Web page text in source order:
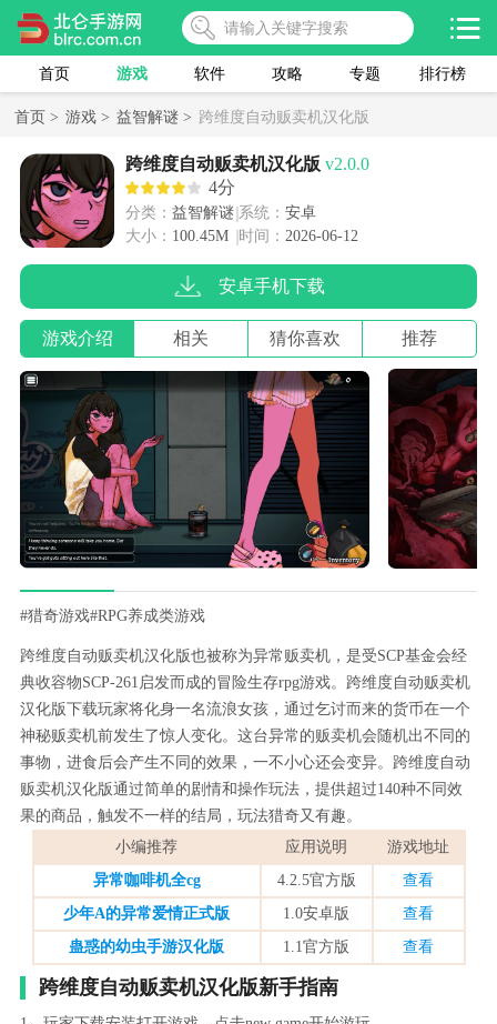
首页 游戏 软件 攻略 专题 排行榜
首页 > 游戏 > 益智解谜 > 跨维度自动贩卖机汉化版
跨维度自动贩卖机汉化版 v2.0.0
4分
分类： 益智解谜 系统： 安卓
大小： 100.45M 时间： 2026-06-12
安卓手机下载
游戏介绍 相关 猜你喜欢 推荐
#猎奇游戏#RPG养成类游戏
跨维度自动贩卖机汉化版也被称为异常贩卖机，是受SCP基金会经
典收容物SCP-261启发而成的冒险生存rpg游戏。跨维度自动贩卖机
汉化版下载玩家将化身一名流浪女孩，通过乞讨而来的货币在一个
神秘贩卖机前发生了惊人变化。这台异常的贩卖机会随机出不同的
事物，进食后会产生不同的效果，一不小心还会变异。跨维度自动
贩卖机汉化版通过简单的剧情和操作玩法，提供超过140种不同效
果的商品，触发不一样的结局，玩法猎奇又有趣。
小编推荐
应用说明
游戏地址
异常咖啡机全cg
4.2.5官方版
查看
少年A的异常爱情正式版
1.0安卓版
查看
蛊惑的幼虫手游汉化版
1.1官方版 查看
跨维度自动贩卖机汉化版新手指南